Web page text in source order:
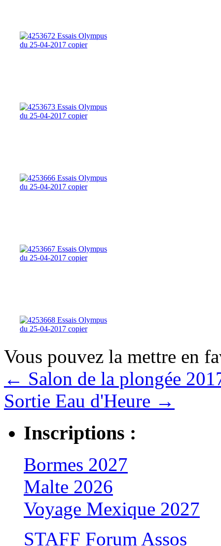
Vous pouvez la mettre en
← Salon de la plongée
Sortie Eau d'Heure →
Inscriptions :
Bormes 2027
Malte 2026
Voyage Mexique 2027
STAFF Forum Assos